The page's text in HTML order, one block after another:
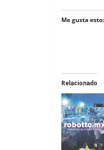
Me gusta esto:
Relacionado